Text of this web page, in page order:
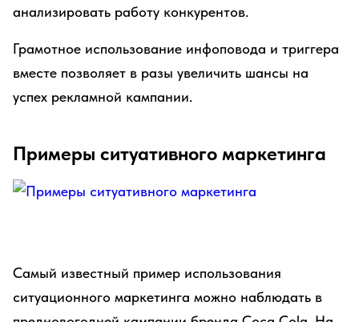
анализировать работу конкурентов.
Грамотное использование инфоповода и триггера
вместе позволяет в разы увеличить шансы на
успех рекламной кампании.
Примеры ситуативного маркетинга
Самый известный пример использования
ситуационного маркетинга можно наблюдать в